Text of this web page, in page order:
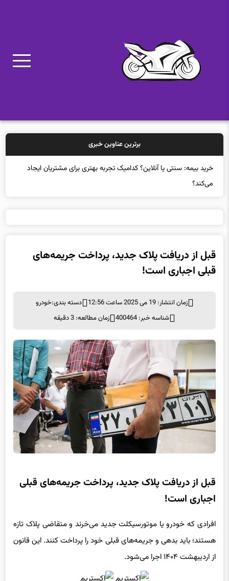
برترین عناوین خبری
خرید بیمه: سنتی یا آنلاین؟ کدامیک تجربه بهتری برای مشتریان ایجاد
می‌کند؟
قبل از دریافت پلاک جدید، پرداخت جریمه‌های
قبلی اجباری است!
زمان انتشار: 19 می 2025 ساعت 12:56 دسته بندی:خودرو
شناسه خبر: 400464
زمان مطالعه: 3 دقیقه
قبل از دریافت پلاک جدید، پرداخت جریمه‌های قبلی
اجباری است!
افرادی که خودرو یا موتورسیکلت جدید می‌خرند و متقاضی پلاک تازه
هستند؛ باید بدهی و جریمه‌های قبلی خود را پرداخت کنند. این قانون
از اردیبهشت ۱۴۰۴ اجرا می‌شود.